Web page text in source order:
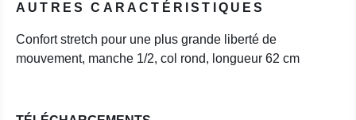
AUTRES CARACTÉRISTIQUES
Confort stretch pour une plus grande liberté de
mouvement, manche 1/2, col rond, longueur 62 cm